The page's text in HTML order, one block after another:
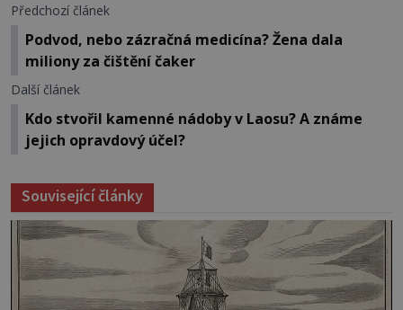
Předchozí článek
Podvod, nebo zázračná medicína? Žena dala
miliony za čištění čaker
Další článek
Kdo stvořil kamenné nádoby v Laosu? A známe
jejich opravdový účel?
Související články